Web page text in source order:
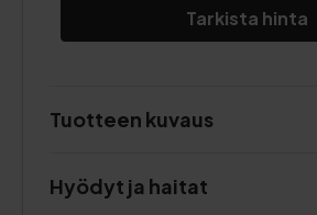
Tarkista hinta
Tuotteen kuvaus
Hyödyt ja haitat